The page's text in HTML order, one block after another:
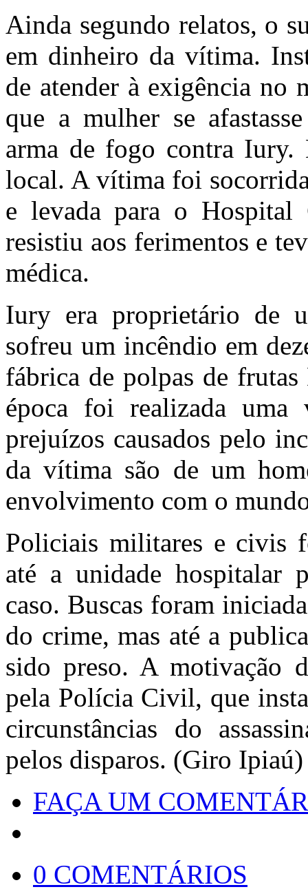
Ainda segundo relatos, o
em dinheiro da vítima.
de atender à exigência no
que a mulher se
arma de fogo contra
local. A vítima foi
e levada para o
resistiu aos ferimentos e
médica.
Iury era proprietário de
sofreu um incêndio em
fábrica de polpas de
época foi realizada
prejuízos causados pelo
da vítima são de um
envolvimento com o
Policiais militares e civis
até a unidade hospitalar
caso. Buscas foram
do crime, mas até a
sido preso. A motivação
pela Polícia Civil, que
circunstâncias do
pelos disparos. (Giro Ipiaú)
FAÇA UM
0 COMENTÁRIOS